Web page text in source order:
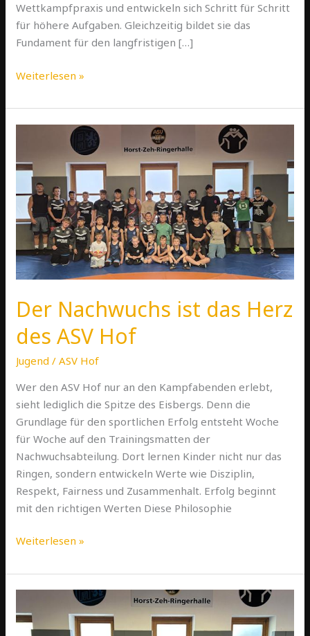
Wettkampfpraxis und entwickeln sich Schritt für Schritt
für höhere Aufgaben. Gleichzeitig bildet sie das
Fundament für den langfristigen […]
Weiterlesen »
Der Nachwuchs ist das Herz
des ASV Hof
Jugend /ASV Hof
Wer den ASV Hof nur an den Kampfabenden erlebt,
sieht lediglich die Spitze des Eisbergs. Denn die
Grundlage für den sportlichen Erfolg entsteht Woche
für Woche auf den Trainingsmatten der
Nachwuchsabteilung. Dort lernen Kinder nicht nur das
Ringen, sondern entwickeln Werte wie Disziplin,
Respekt, Fairness und Zusammenhalt. Erfolg beginnt
mit den richtigen Werten Diese Philosophie
ist
das
Herz
des
ASV
Hof
Weiterlesen »
Ringerin
Annalena